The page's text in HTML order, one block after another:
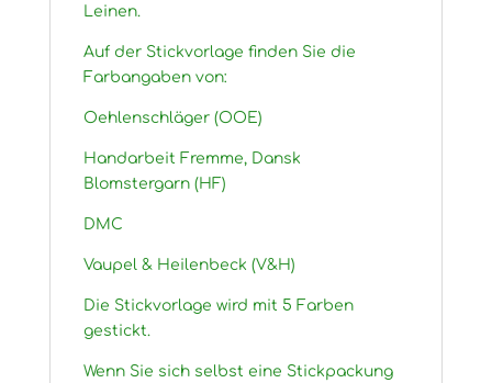
Leinen.
Auf der Stickvorlage finden Sie die
Farbangaben von:
Oehlenschläger (OOE)
Handarbeit Fremme, Dansk
Blomstergarn (HF)
DMC
Vaupel & Heilenbeck (V&H)
Die Stickvorlage wird mit 5 Farben
gestickt.
Wenn Sie sich selbst eine Stickpackung